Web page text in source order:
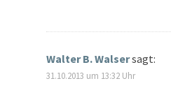
Walter B. Walsersagt:
31.10.2013 um 13:32 Uhr